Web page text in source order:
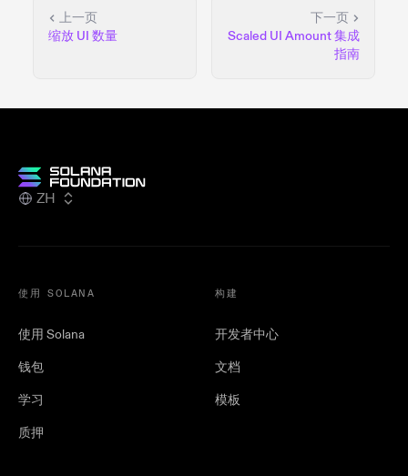
上一页
缩放 UI 数量
下一页
Scaled UI Amount 集成
指南
ZH
使用 SOLANA
使用 Solana
钱包
学习
质押
构建
开发者中心
文档
模板